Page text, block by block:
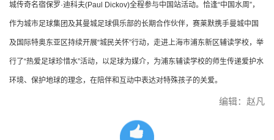
城传奇名宿保罗·迪科夫(Paul Dickov)全程参与中国站活动。恰逢“中国水周”，
作为城市足球集团及其曼城足球俱乐部的长期合作伙伴，赛莱默携手曼城中国
及国际特奥东亚区持续开展“城民关怀”行动，走进上海市浦东新区辅读学校，举
行了“热爱足球珍惜水”活动，以足球为媒介，为浦东辅读学校的师生传递爱护水
环境、保护地球的理念，在陪伴和互动中表达对特殊孩子的关爱。
编辑：赵凡